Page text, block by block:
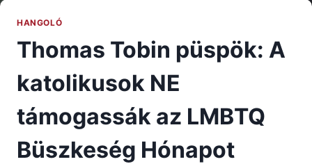
HANGOLÓ
Thomas Tobin püspök: A
katolikusok NE
támogassák az LMBTQ
Büszkeség Hónapot